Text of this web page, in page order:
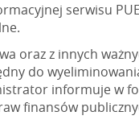
serwisu
oraz z innych
do
informuje w
finansów